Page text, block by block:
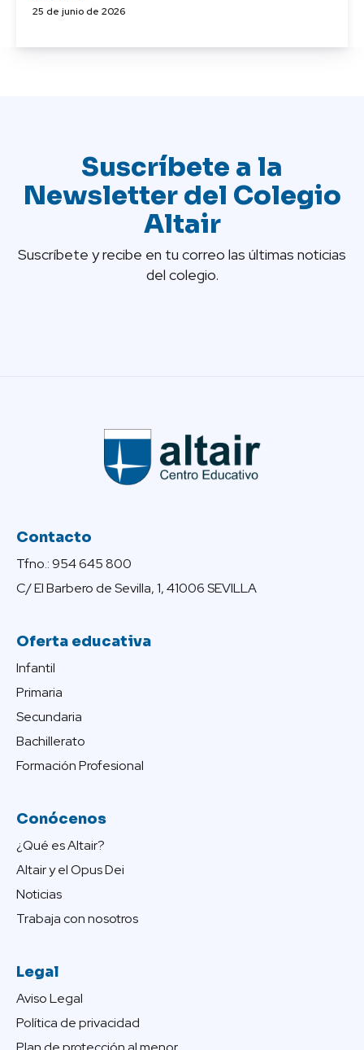
25 de junio de 2026
Suscríbete a la
Newsletter del Colegio
Altair
Suscríbete y recibe en tu correo las últimas noticias
del colegio.
Contacto
Tfno.: 954 645 800
C/ El Barbero de Sevilla, 1, 41006 SEVILLA
Oferta educativa
Infantil
Primaria
Secundaria
Bachillerato
Formación Profesional
Conócenos
¿Qué es Altair?
Altair y el Opus Dei
Noticias
Trabaja con nosotros
Legal
Aviso Legal
Política de privacidad